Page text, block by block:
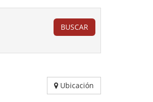
BUSCAR
Ubicación